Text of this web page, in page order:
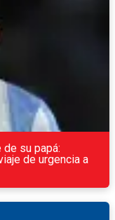
su papá:
de urgencia a